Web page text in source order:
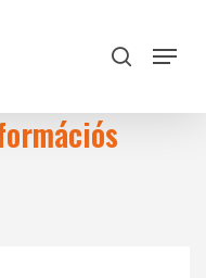
search
Menu
Close